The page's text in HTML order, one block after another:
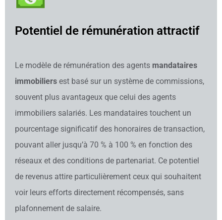
Potentiel de rémunération attractif
Le modèle de rémunération des agents mandataires
immobiliers est basé sur un système de commissions,
souvent plus avantageux que celui des agents
immobiliers salariés. Les mandataires touchent un
pourcentage significatif des honoraires de transaction,
pouvant aller jusqu’à 70 % à 100 % en fonction des
réseaux et des conditions de partenariat. Ce potentiel
de revenus attire particulièrement ceux qui souhaitent
voir leurs efforts directement récompensés, sans
plafonnement de salaire.